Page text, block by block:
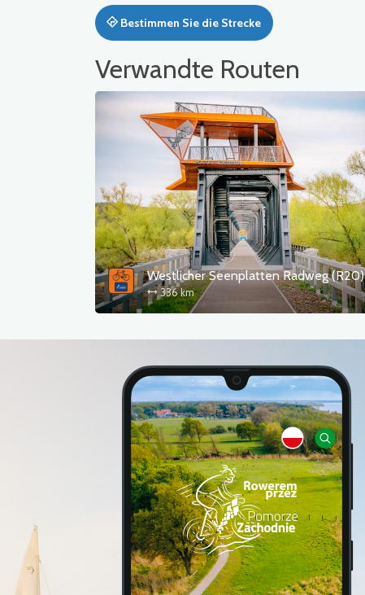
Bestimmen Sie die Strecke
Verwandte Routen
Westlicher Seenplatten Radweg (R20)
336 km